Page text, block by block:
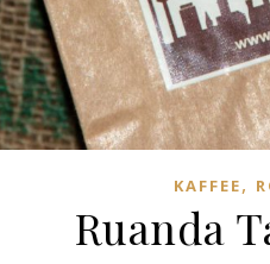
KAFFEE,
Ruanda